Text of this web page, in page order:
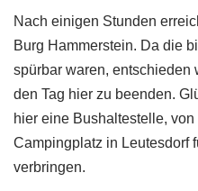
Nach einigen Stunden
Burg Hammerstein. Da die
spürbar waren, entschieden
den Tag hier zu beenden.
hier eine Bushaltestelle,
Campingplatz in Leutesdorf
verbringen.